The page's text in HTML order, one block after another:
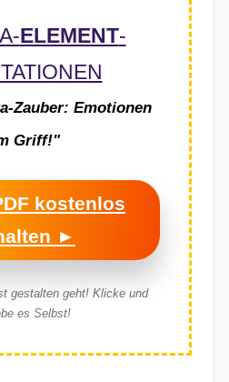
ELEMENT-
Zauber: Emotionen
Griff!"
kostenlos
►
gestalten geht! Klicke und
es Selbst!